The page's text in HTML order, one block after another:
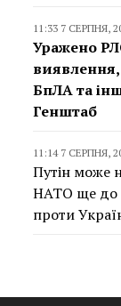
11:33 7 СЕРПНЯ,
Уражено
БпЛА та
Генштаб
11:14 7 СЕРПНЯ,
Путін може
НАТО ще до
проти